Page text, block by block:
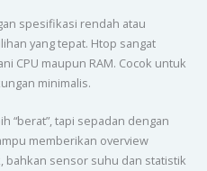
spesifikasi rendah atau
yang tepat. Htop sangat
CPU maupun RAM. Cocok untuk
minimalis.
“berat”, tapi sepadan dengan
memberikan overview
bahkan sensor suhu dan statistik